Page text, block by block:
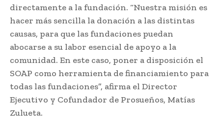
directamente a la fundación. “Nuestra misión es
hacer más sencilla la donación a las distintas
causas, para que las fundaciones puedan
abocarse a su labor esencial de apoyo a la
comunidad. En este caso, poner a disposición el
SOAP como herramienta de financiamiento para
todas las fundaciones”, afirma el Director
Ejecutivo y Cofundador de Prosueños, Matías
Zulueta.